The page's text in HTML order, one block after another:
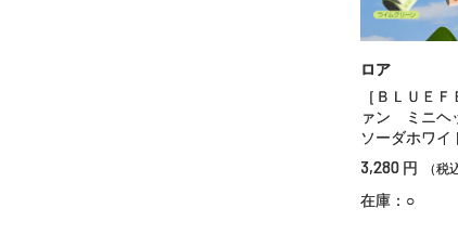
ロア
［ＢＬＵＥ
ァン ミニ
ソーダホワイ
3,280 円 （税
在庫：○